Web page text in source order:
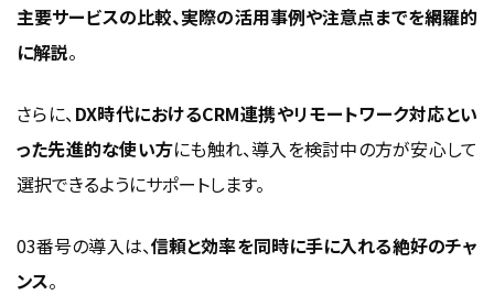
業種別・03番号の活用事例紹介
ス
プライバシー保護活用事例
03番号×クラウド連携で実現するDX活用アイ
主要サービスの比較、実際の活用事例や注意点までを網羅的
に解説。
さらに、 DX時代におけるCRM連携やリモートワーク対応とい
った先進的な使い方にも触れ、導入を検討中の方が安心して
選択できるようにサポートします。
03番号の導入は、信頼と効率を同時に手に入れる絶好のチャ
ンス。